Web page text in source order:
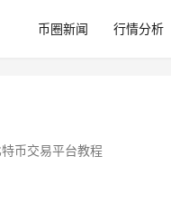
币圈新闻 行情分析
特币交易平台教程